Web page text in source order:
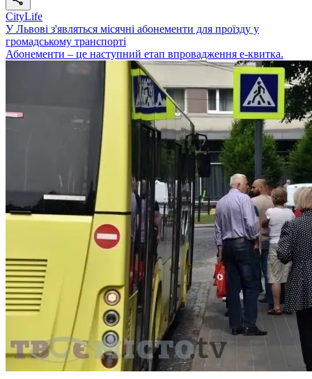
CityLife
У Львові з'являться місячні абонементи для проїзду у
громадському транспорті
Абонементи – це наступний етап впровадження е-квитка.